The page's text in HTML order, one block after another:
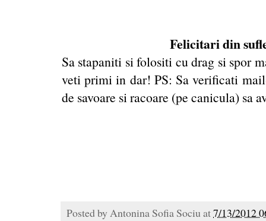
Felicitari din
Sa stapaniti si folositi cu drag si spor
veti primi in dar! PS: Sa verificati
de savoare si racoare (pe canicula) sa
Posted by Antonina Sofia Sociu at7/13/2012